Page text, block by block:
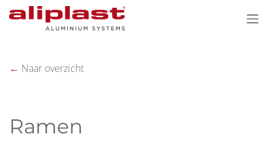
Overslaan naar inhoud
← Naar overzicht
Ramen